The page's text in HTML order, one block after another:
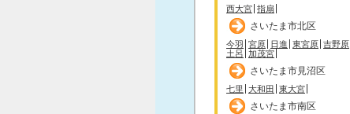
西大宮 指扇
さいたま市北区
今羽 宮原 日進 東宮原 吉野原
土呂 加茂宮
さいたま市見沼区
七里 大和田 東大宮
さいたま市南区